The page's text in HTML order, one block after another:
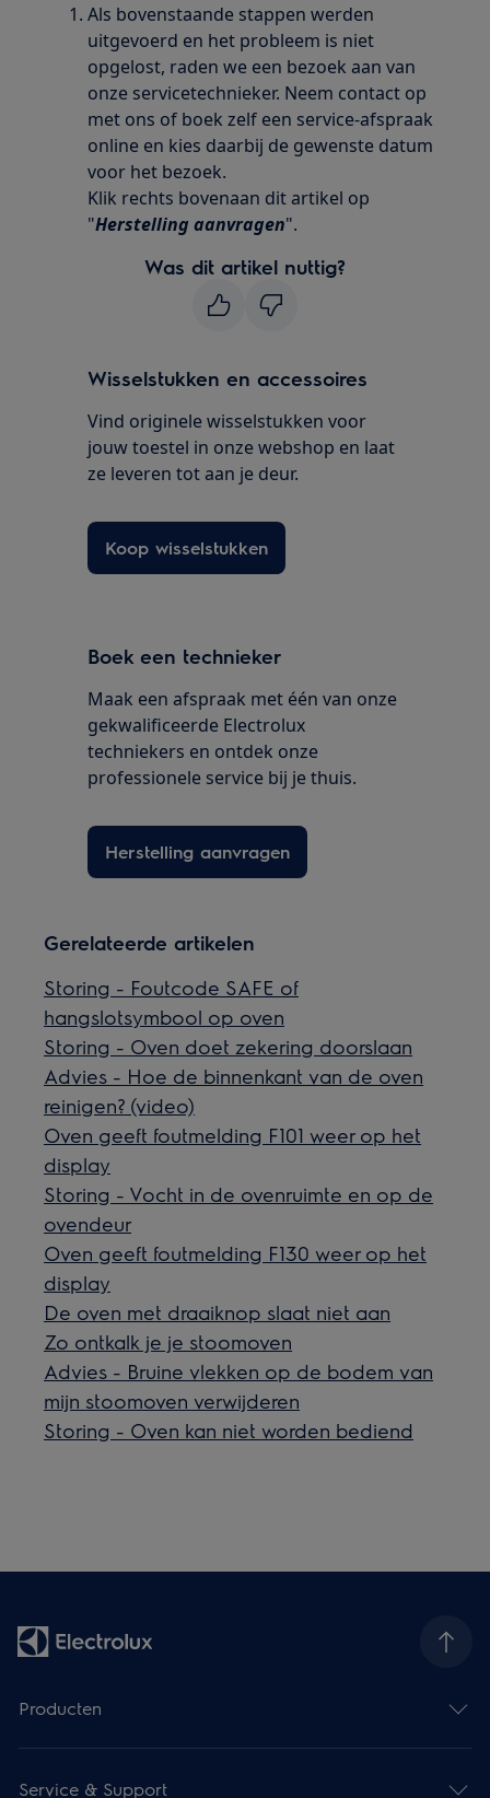
Als bovenstaande stappen werden
uitgevoerd en het probleem is niet
opgelost, raden we een bezoek aan van
onze servicetechnieker. Neem contact op
met ons of boek zelf een service-afspraak
online en kies daarbij de gewenste datum
voor het bezoek.
Klik rechts bovenaan dit artikel op
"Herstelling aanvragen".
Was dit artikel nuttig?
Wisselstukken en accessoires
Vind originele wisselstukken voor
jouw toestel in onze webshop en laat
ze leveren tot aan je deur.
Koop wisselstukken
Boek een technieker
Maak een afspraak met één van onze
gekwalificeerde Electrolux
techniekers en ontdek onze
professionele service bij je thuis.
Herstelling aanvragen
Gerelateerde artikelen
Storing - Foutcode SAFE of
hangslotsymbool op oven
Storing - Oven doet zekering doorslaan
Advies - Hoe de binnenkant van de oven
reinigen? (video)
Oven geeft foutmelding F101 weer op het
display
Storing - Vocht in de ovenruimte en op de
ovendeur
Oven geeft foutmelding F130 weer op het
display
De oven met draaiknop slaat niet aan
Zo ontkalk je je stoomoven
Advies - Bruine vlekken op de bodem van
mijn stoomoven verwijderen
Storing - Oven kan niet worden bediend
Producten
Service & Support